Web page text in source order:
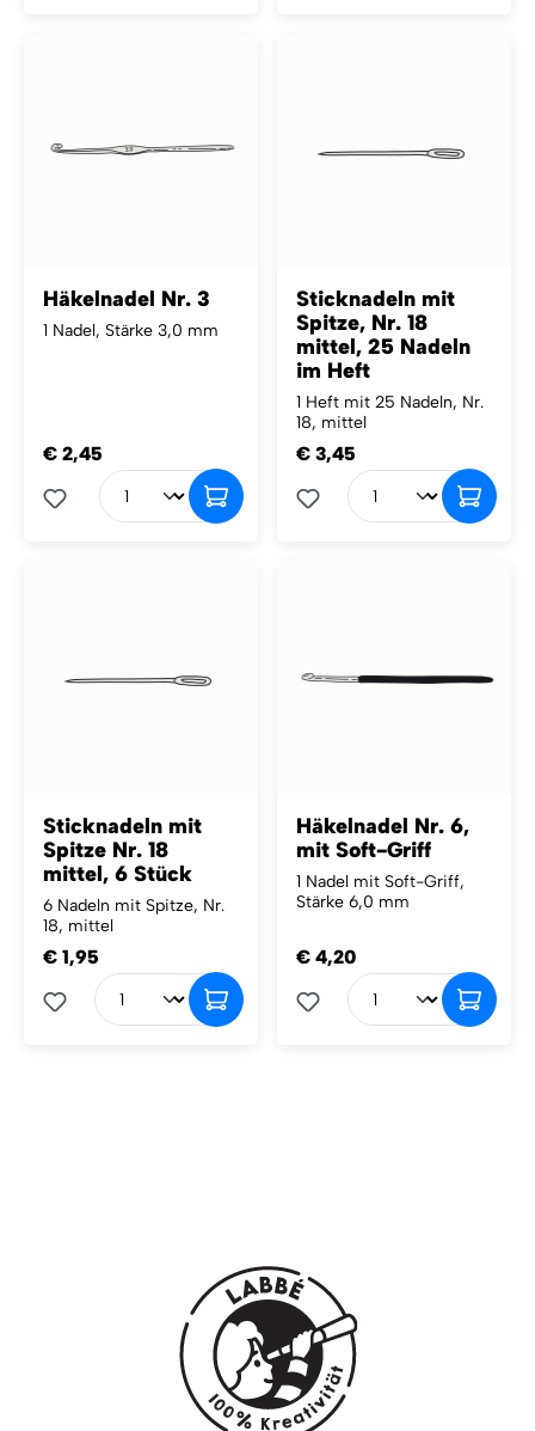
Häkelnadel Nr. 3
1 Nadel, Stärke 3,0 mm
€ 2,45
Sticknadeln mit
Spitze, Nr. 18
mittel, 25 Nadeln
im Heft
1 Heft mit 25 Nadeln, Nr.
18, mittel
€ 3,45
Sticknadeln mit
Spitze Nr. 18
mittel, 6 Stück
6 Nadeln mit Spitze, Nr.
18, mittel
€ 1,95
Häkelnadel Nr. 6,
mit Soft-Griff
1 Nadel mit Soft-Griff,
Stärke 6,0 mm
€ 4,20